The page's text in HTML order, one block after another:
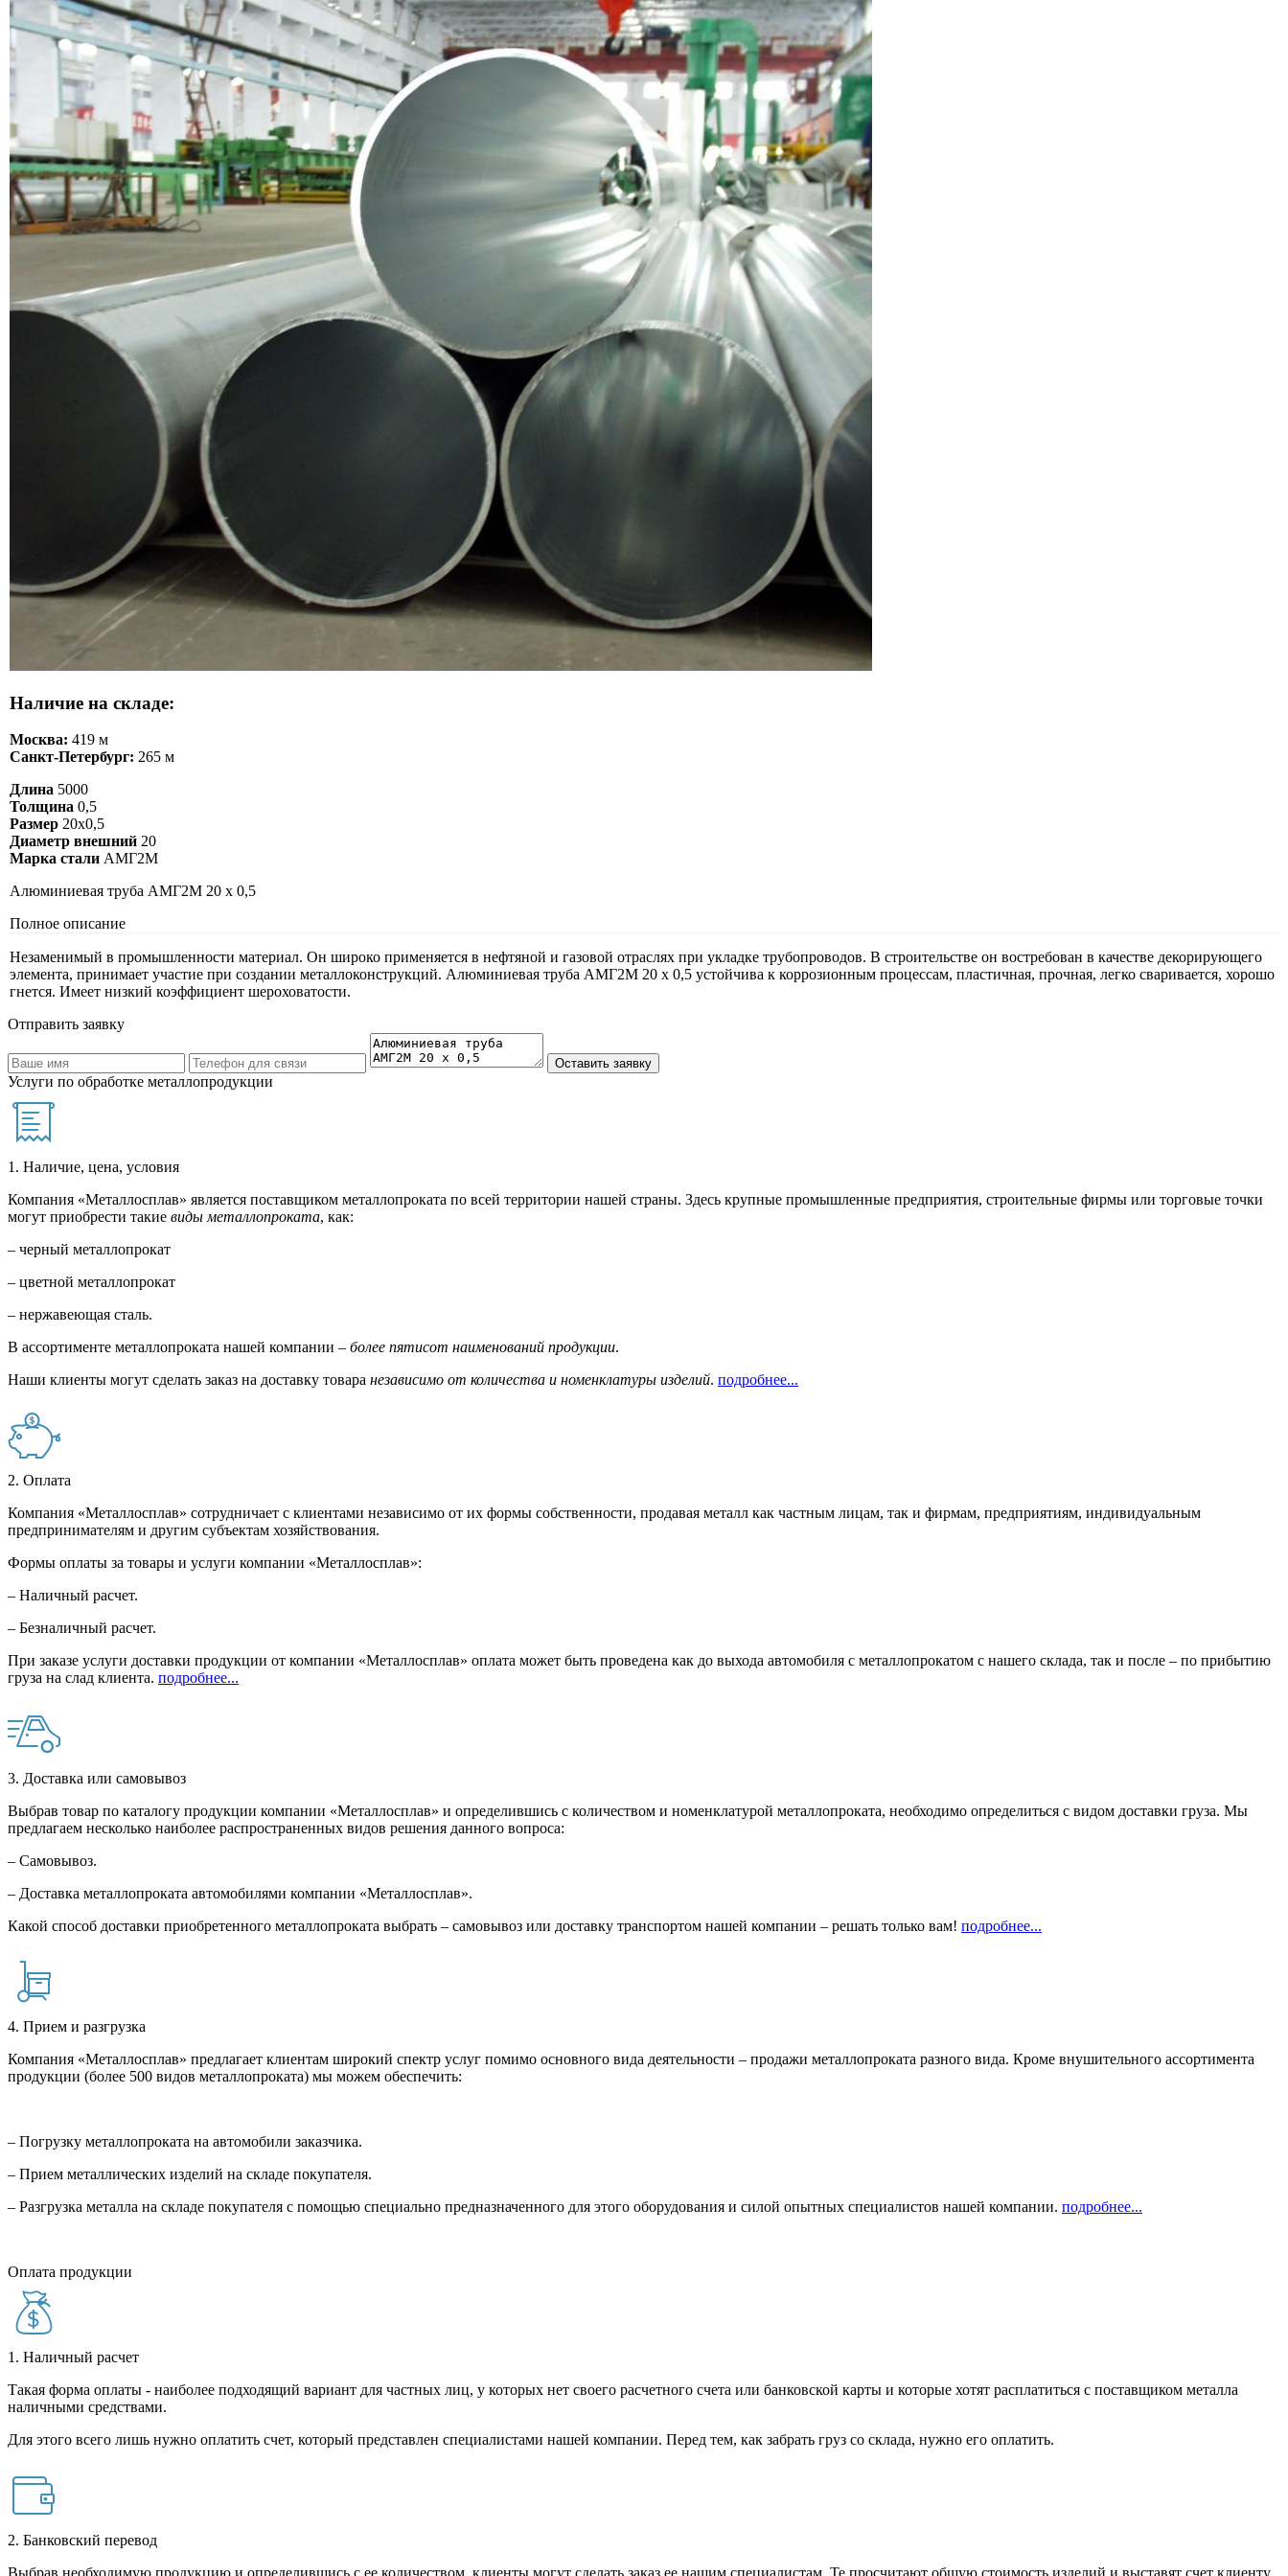
Наличие на складе:
Москва: 419 м
Санкт-Петербург: 265 м
Длина 5000
Толщина 0,5
Размер 20х0,5
Диаметр внешний 20
Марка стали АМГ2М
Алюминиевая труба АМГ2М 20 х 0,5
Полное описание
Незаменимый в промышленности материал. Он широко применяется в нефтяной и газовой отраслях при укладке трубопроводов. В строительстве он востребован в качестве декорирующего
элемента, принимает участие при создании металлоконструкций. Алюминиевая труба АМГ2М 20 х 0,5 устойчива к коррозионным процессам, пластичная, прочная, легко сваривается, хорошо
гнется. Имеет низкий коэффициент шероховатости.
Отправить заявку
Услуги по обработке металлопродукции
1. Наличие, цена, условия
Компания «Металлосплав» является поставщиком металлопроката по всей территории нашей страны. Здесь крупные промышленные предприятия, строительные фирмы или торговые точки
могут приобрести такие виды металлопроката, как:
– черный металлопрокат
– цветной металлопрокат
– нержавеющая сталь.
В ассортименте металлопроката нашей компании – более пятисот наименований продукции.
Наши клиенты могут сделать заказ на доставку товара независимо от количества и номенклатуры изделий. подробнее...
2. Оплата
Компания «Металлосплав» сотрудничает с клиентами независимо от их формы собственности, продавая металл как частным лицам, так и фирмам, предприятиям, индивидуальным
предпринимателям и другим субъектам хозяйствования.
Формы оплаты за товары и услуги компании «Металлосплав»:
– Наличный расчет.
– Безналичный расчет.
При заказе услуги доставки продукции от компании «Металлосплав» оплата может быть проведена как до выхода автомобиля с металлопрокатом с нашего склада, так и после – по прибытию
груза на слад клиента. подробнее...
3. Доставка или самовывоз
Выбрав товар по каталогу продукции компании «Металлосплав» и определившись с количеством и номенклатурой металлопроката, необходимо определиться с видом доставки груза. Мы
предлагаем несколько наиболее распространенных видов решения данного вопроса:
– Самовывоз.
– Доставка металлопроката автомобилями компании «Металлосплав».
Какой способ доставки приобретенного металлопроката выбрать – самовывоз или доставку транспортом нашей компании – решать только вам! подробнее...
4. Прием и разгрузка
Компания «Металлосплав» предлагает клиентам широкий спектр услуг помимо основного вида деятельности – продажи металлопроката разного вида. Кроме внушительного ассортимента
продукции (более 500 видов металлопроката) мы можем обеспечить:
– Погрузку металлопроката на автомобили заказчика.
– Прием металлических изделий на складе покупателя.
– Разгрузка металла на складе покупателя с помощью специально предназначенного для этого оборудования и силой опытных специалистов нашей компании. подробнее...
Оплата продукции
1. Наличный расчет
Такая форма оплаты - наиболее подходящий вариант для частных лиц, у которых нет своего расчетного счета или банковской карты и которые хотят расплатиться с поставщиком металла
наличными средствами.
Для этого всего лишь нужно оплатить счет, который представлен специалистами нашей компании. Перед тем, как забрать груз со склада, нужно его оплатить.
2. Банковский перевод